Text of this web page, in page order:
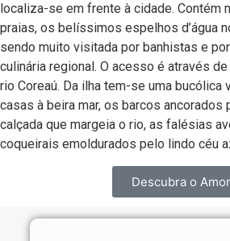
localiza-se em frente à cidade. Contém
praias, os belíssimos espelhos d’água
sendo muito visitada por banhistas e
culinária regional. O acesso é através
rio Coreaú. Da ilha tem-se uma bucólica
casas à beira mar, os barcos ancorados
calçada que margeia o rio, as falésias
coqueirais emoldurados pelo lindo céu
Descubra o Amor